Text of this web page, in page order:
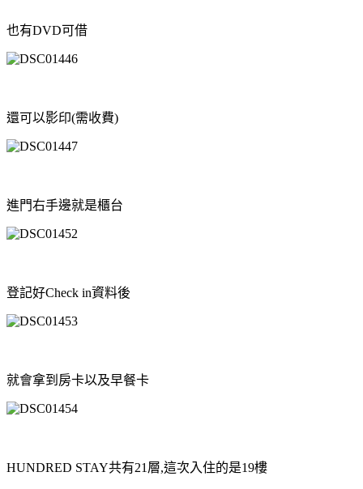
也有DVD可借
還可以影印(需收費)
進門右手邊就是櫃台
登記好Check in資料後
就會拿到房卡以及早餐卡
HUNDRED STAY共有21層,這次入住的是19樓